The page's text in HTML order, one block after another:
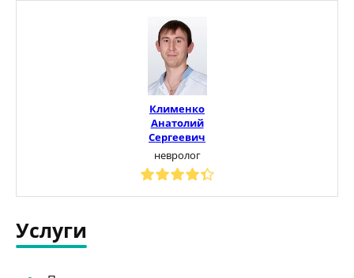
Клименко
Анатолий
Сергеевич
невролог
Услуги